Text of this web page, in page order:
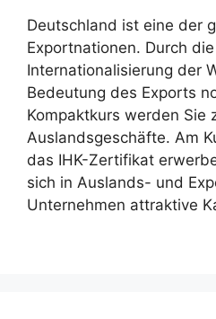
Deutschland ist eine der
Exportnationen. Durch
Internationalisierung der
Bedeutung des Exports
Kompaktkurs werden Sie
Auslandsgeschäfte. Am
das IHK-Zertifikat
sich in Auslands- und
Unternehmen attraktive